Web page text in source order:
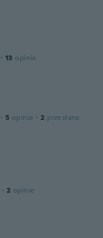
· 13 opinie
· 5 opinie · 2 przesłane
· 2 opinie